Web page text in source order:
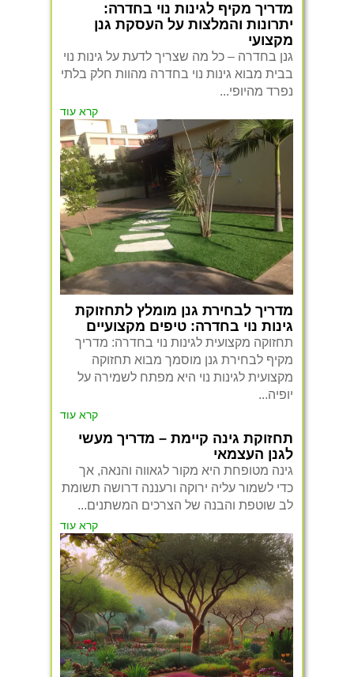
מדריך מקיף לגינות נוי בחדרה:
יתרונות והמלצות על העסקת גנן
מקצועי
גנן בחדרה – כל מה שצריך לדעת על גינות נוי
בבית מבוא גינות נוי בחדרה מהוות חלק בלתי
נפרד מהיופי...
קרא עוד
מדריך לבחירת גנן מומלץ לתחזוקת
גינות נוי בחדרה: טיפים מקצועיים
תחזוקה מקצועית לגינות נוי בחדרה: מדריך
מקיף לבחירת גנן מוסמך מבוא תחזוקה
מקצועית לגינות נוי היא מפתח לשמירה על
יופיה...
קרא עוד
תחזוקת גינה קיימת – מדריך מעשי
לגנן העצמאי
גינה מטופחת היא מקור לגאווה והנאה, אך
כדי לשמור עליה ירוקה ורעננה דרושה תשומת
לב שוטפת והבנה של הצרכים המשתנים...
קרא עוד